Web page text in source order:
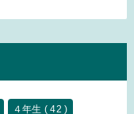
４年生 ( 42 )